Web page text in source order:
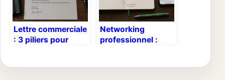
Lettre commerciale
: 3 piliers pour
Networking
professionnel :